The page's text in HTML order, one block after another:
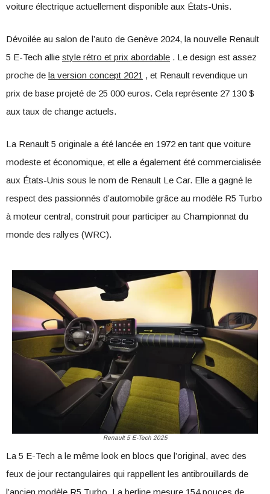
voiture électrique actuellement disponible aux États-Unis.
Dévoilée au salon de l’auto de Genève 2024, la nouvelle Renault
5 E-Tech allie style rétro et prix abordable . Le design est assez
proche de la version concept 2021 , et Renault revendique un
prix de base projeté de 25 000 euros. Cela représente 27 130 $
aux taux de change actuels.
La Renault 5 originale a été lancée en 1972 en tant que voiture
modeste et économique, et elle a également été commercialisée
aux États-Unis sous le nom de Renault Le Car. Elle a gagné le
respect des passionnés d’automobile grâce au modèle R5 Turbo
à moteur central, construit pour participer au Championnat du
monde des rallyes (WRC).
Renault 5 E-Tech 2025
La 5 E-Tech a le même look en blocs que l’original, avec des
feux de jour rectangulaires qui rappellent les antibrouillards de